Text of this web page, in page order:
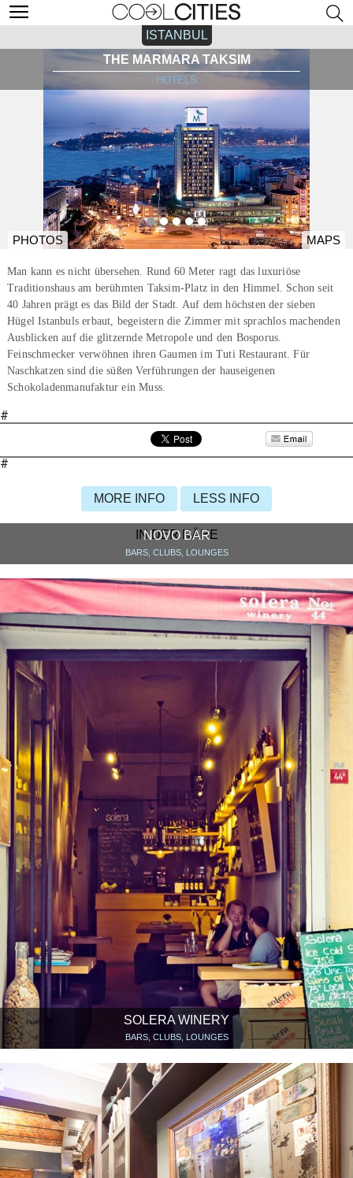
ISTANBUL
THE MARMARA TAKSIM
HOTELS
PHOTOS MAPS
Man kann es nicht übersehen. Rund 60 Meter ragt das luxuriöse
Traditionshaus am berühmten Taksim-Platz in den Himmel. Schon seit
40 Jahren prägt es das Bild der Stadt. Auf dem höchsten der sieben
Hügel Istanbuls erbaut, begeistern die Zimmer mit sprachlos machenden
Ausblicken auf die glitzernde Metropole und den Bosporus.
Feinschmecker verwöhnen ihren Gaumen im Tuti Restaurant. Für
Naschkatzen sind die süßen Verführungen der hauseigenen
Schokoladenmanufaktur ein Muss.
#
#
MORE INFO LESS INFO
IN DER NÄHE
NOVO BAR
BARS, CLUBS, LOUNGES
SOLERA WINERY
BARS, CLUBS, LOUNGES